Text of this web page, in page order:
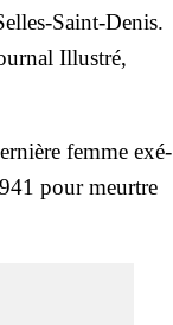
Saint-Denis.
Illus­tré,
femme exé­
pour meurtre